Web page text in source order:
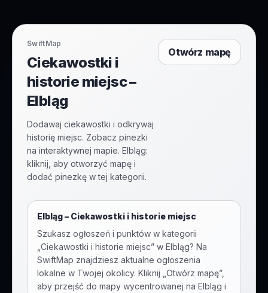
SwiftMap
Ciekawostki i
historie miejsc –
Elbląg
Dodawaj ciekawostki i odkrywaj
historię miejsc. Zobacz pinezki
na interaktywnej mapie. Elbląg:
kliknij, aby otworzyć mapę i
dodać pinezkę w tej kategorii.
Otwórz mapę
Elbląg– Ciekawostki i historie miejsc
Szukasz ogłoszeń i punktów w kategorii
Ciekawostki i historie miejsc” w Elbląg? Na
SwiftMap znajdziesz aktualne ogłoszenia
lokalne w Twojej okolicy. Kliknij „Otwórz mapę”,
aby przejść do mapy wycentrowanej na Elbląg i